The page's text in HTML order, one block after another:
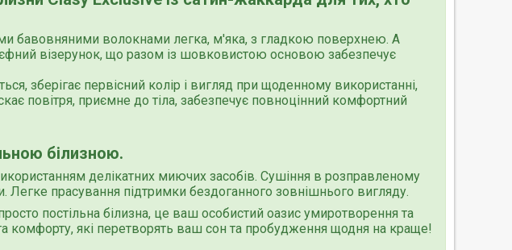
бавовняними волокнами легка, м'яка, з гладкою поверхнею. А
візерунок, що разом із шовковистою основою забезпечує
зберігає первісний колір і вигляд при щоденному використанні,
повітря, приємне до тіла, забезпечує повноцінний комфортний
білизною.
делікатних миючих засобів. Сушіння в розправленому
Легке прасування підтримки бездоганного зовнішнього вигляду.
постільна білизна, це ваш особистий оазис умиротворення та
комфорту, які перетворять ваш сон та пробудження щодня на краще!